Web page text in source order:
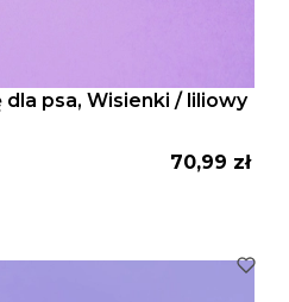
psa, Wisienki / liliowy
Cena
70,99 zł